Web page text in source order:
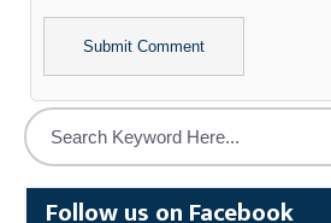
Alternative:
Follow us on Facebook